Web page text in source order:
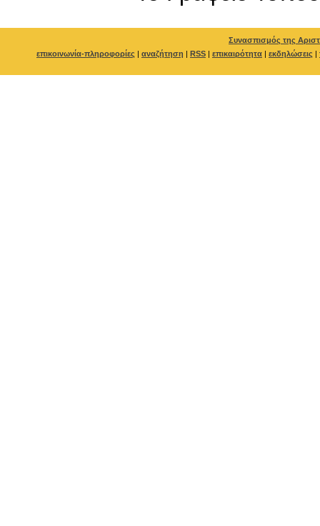
Συνασπισμός της
επικοινωνία-πληροφορίες | αναζήτηση | RSS | επικαιρότητα | εκδηλώσεις |